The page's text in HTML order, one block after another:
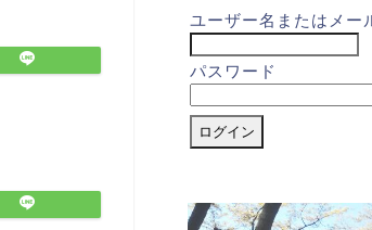
ユーザー名またはメー
パスワード